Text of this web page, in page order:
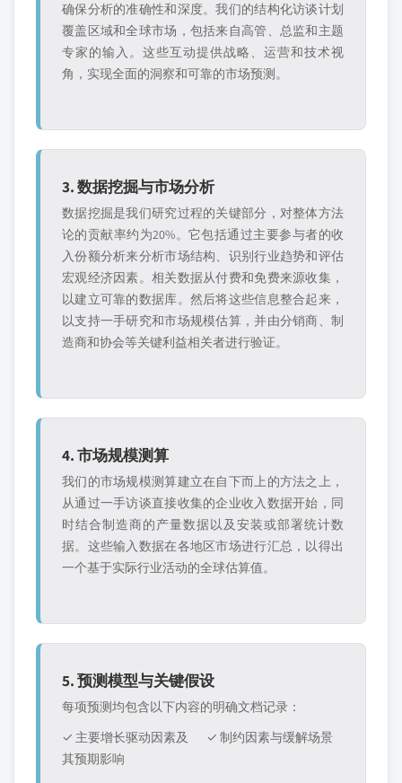
确保分析的准确性和深度。我们的结构化访谈计划
覆盖区域和全球市场，包括来自高管、总监和主题
专家的输入。这些互动提供战略、运营和技术视
角，实现全面的洞察和可靠的市场预测。
3. 数据挖掘与市场分析
数据挖掘是我们研究过程的关键部分，对整体方法
论的贡献率约为20%。它包括通过主要参与者的收
入份额分析来分析市场结构、识别行业趋势和评估
宏观经济因素。相关数据从付费和免费来源收集，
以建立可靠的数据库。然后将这些信息整合起来，
以支持一手研究和市场规模估算，并由分销商、制
造商和协会等关键利益相关者进行验证。
4. 市场规模测算
我们的市场规模测算建立在自下而上的方法之上，
从通过一手访谈直接收集的企业收入数据开始，同
时结合制造商的产量数据以及安装或部署统计数
据。这些输入数据在各地区市场进行汇总，以得出
一个基于实际行业活动的全球估算值。
5. 预测模型与关键假设
每项预测均包含以下内容的明确文档记录：
✓ 主要增长驱动因素及
其预期影响
✓ 制约因素与缓解场景